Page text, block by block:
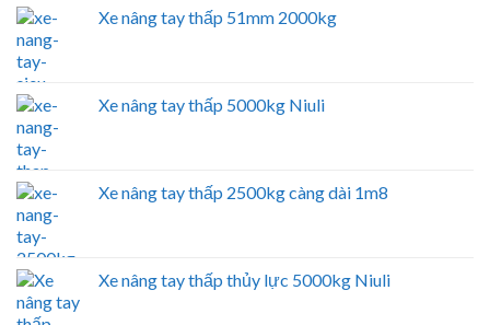
Xe nâng tay thấp 51mm 2000kg
Xe nâng tay thấp 5000kg Niuli
Xe nâng tay thấp 2500kg càng dài 1m8
Xe nâng tay thấp thủy lực 5000kg Niuli